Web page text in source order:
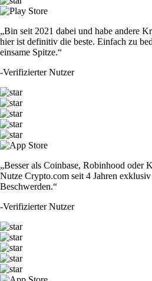
„Bin seit 2021 dabei und habe andere
hier ist definitiv die beste. Einfach zu
einsame Spitze.“
-Verifizierter Nutzer
„Besser als Coinbase, Robinhood oder
Nutze Crypto.com seit 4 Jahren
Beschwerden.“
-Verifizierter Nutzer